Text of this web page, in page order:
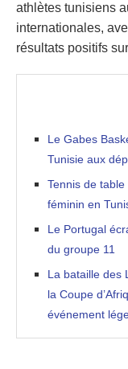
athlètes tunisiens
internationales,
résultats positifs
Le Gabes
Tunisie aux
Tennis de
féminin en
Le Portugal
du groupe 11
La bataille des
la Coupe
événement